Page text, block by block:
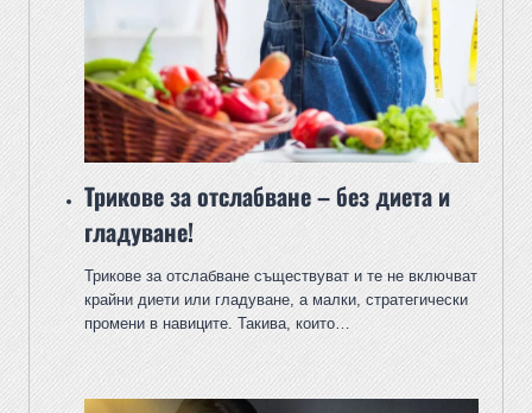
Трикове за отслабване – без диета и
гладуване!
Трикове за отслабване съществуват и те не включват
крайни диети или гладуване, а малки, стратегически
промени в навиците. Такива, които…